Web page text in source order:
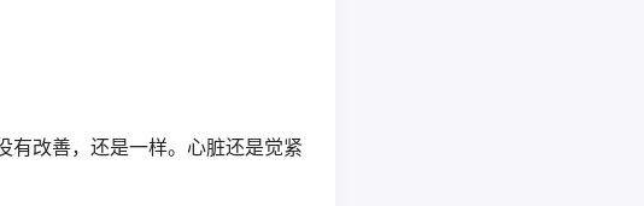
有改善，还是一样。心脏还是觉紧